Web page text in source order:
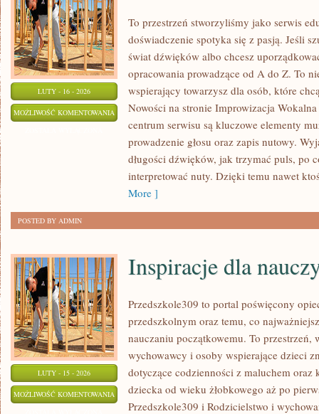
LUTY - 16 - 2026
MOŻLIWOŚĆ KOMENTOWANIA RODZAJE
GŁOSÓW
REJESTRY
WOKALNE
To przestrzeń stworzyliśmy jako serwis
doświadczenie spotyka się z pasją. Jeśli
świat dźwięków albo chcesz
opracowania prowadzące od A do Z. To
wspierający towarzysz dla osób, które
Nowości na stronie Improwizacja
centrum serwisu są kluczowe elementy
prowadzenie głosu oraz zapis nutowy.
długości dźwięków, jak trzymać puls, po
interpretować nuty. Dzięki temu nawet
More ]
POSTED BY ADMIN
LUTY - 15 - 2026
MOŻLIWOŚĆ KOMENTOWANIA INSPIRACJE
Inspiracje dla
Przedszkole309 to portal poświęcony
przedszkolnym oraz temu, co
nauczaniu początkowemu. To
wychowawcy i osoby wspierające dzieci
dotyczące codzienności z maluchem oraz
dziecka od wieku żłobkowego aż po
Przedszkole309 i Rodzicielstwo i